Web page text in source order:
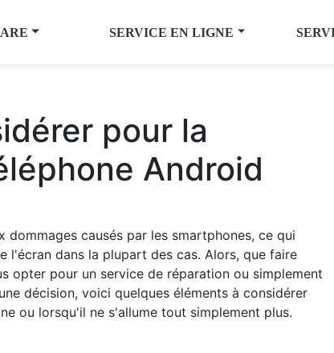
SERVICE EN LIGNE
pour la
Android
causés par les smartphones, ce qui
l'écran dans la plupart des cas. Alors, que faire
opter pour un service de réparation ou simplement
décision, voici quelques éléments à considérer
ou lorsqu'il ne s'allume tout simplement plus.